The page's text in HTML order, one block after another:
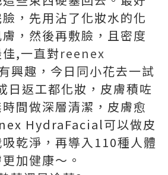
，先用沾了化妝水的化
，然後再敷臉，且密度
,一直對reenex
興趣，今日同小花去一試
日返工都化妝，皮膚積咗
間做深層清潔，皮膚愈
HydraFacial可以做皮
乾淨，再導入110種人體
加健康～。